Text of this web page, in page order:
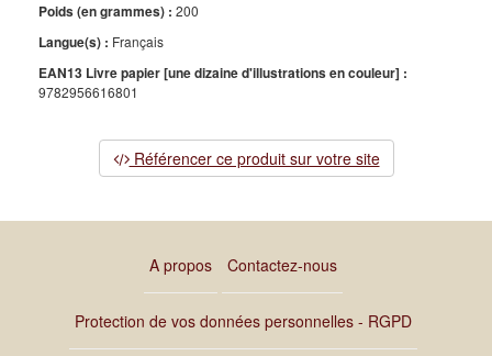
Poids (en grammes) : 200
Langue(s) : Français
EAN13 Livre papier [une dizaine d'illustrations en couleur] :
9782956616801
Référencer ce produit sur votre site
A propos Contactez-nous
Protection de vos données personnelles - RGPD